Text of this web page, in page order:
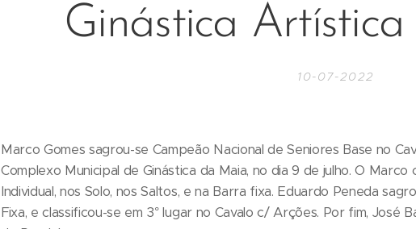
Ginástica
10-07-2022
Marco Gomes sagrou-se Campeão Nacional de Seniores Base no
Complexo Municipal de Ginástica da Maia, no dia 9 de julho. O Marco
Individual, nos Solo, nos Saltos, e na Barra fixa. Eduardo Peneda
Fixa, e classificou-se em 3° lugar no Cavalo c/ Arções. Por fim, José